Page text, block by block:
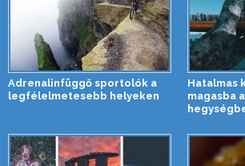
Adrenalinfüggő sportolók a
legfélelmetesebb helyeken
Hatalmas
magasba